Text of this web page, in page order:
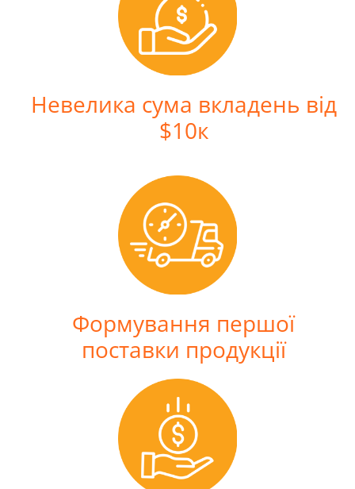
Невелика сума вкладень від
$10к
Формування першої
поставки продукції